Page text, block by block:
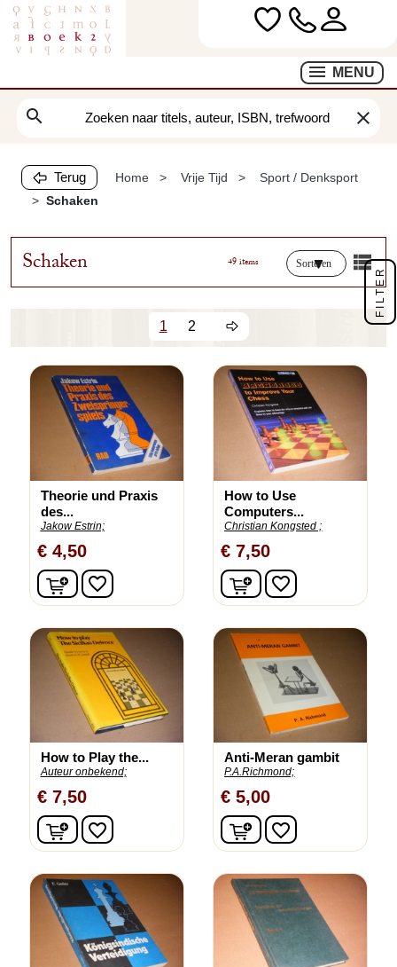
MENU
search clear
Terug Home Vrije Tijd
Sport / Denksport
Schaken
Schaken 49 items Sorteren
1 2
Theorie und Praxis
des...
Jakow Estrin;
€ 4,50
In winkelwagen
favorite_border
How to Use
Computers...
Christian Kongsted ;
€ 7,50
In winkelwagen
favorite_border
How to Play the...
Auteur onbekend;
€ 7,50
In winkelwagen
favorite_border
Anti-Meran gambit
P.A.Richmond;
€ 5,00
In winkelwagen
favorite_border
FILTER